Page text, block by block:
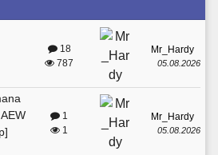
18
787
Mr_Hardy
05.08.2026
1
1
Mr_Hardy
05.08.2026